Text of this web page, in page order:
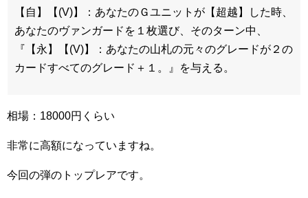
【自】【(V)】：あなたのＧユニットが【超越】した時、
あなたのヴァンガードを１枚選び、そのターン中、
『【永】【(V)】：あなたの山札の元々のグレードが２の
カードすべてのグレード＋１。』を与える。
相場：18000円くらい
非常に高額になっていますね。
今回の弾のトップレアです。